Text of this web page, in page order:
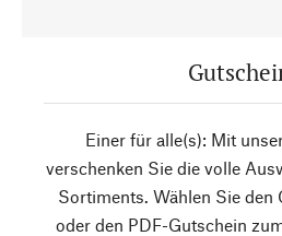
Einer für alle(s): Mit
verschenken Sie die volle
Sortiments. Wählen Sie den
oder den PDF-Gutschein